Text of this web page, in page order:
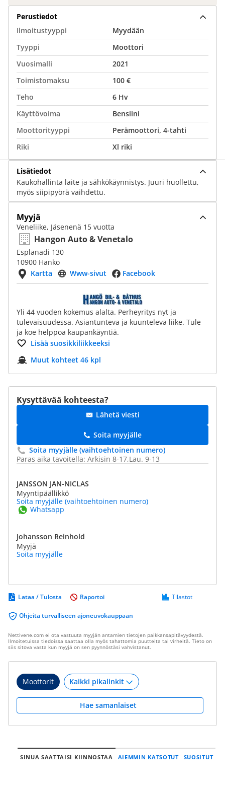
Perustiedot
Ilmoitustyyppi
Myydään
Tyyppi
Moottori
Vuosimalli
2021
Toimistomaksu
100 €
Teho
6 Hv
Käyttövoima
Bensiini
Moottorityyppi
Perämoottori, 4-tahti
Riki
Xl riki
Lisätiedot
Kaukohallinta laite ja sähkökäynnistys. Juuri huollettu,
myös siipipyörä vaihdettu.
Myyjä
Veneliike, Jäsenenä 15 vuotta
Hangon Auto & Venetalo
Esplanadi 130
10900 Hanko
Kartta
Www-sivut Facebook
Yli 44 vuoden kokemus alalta. Perheyritys nyt ja
tulevaisuudessa. Asiantunteva ja kuunteleva liike. Tule
ja koe helppoa kaupankäyntiä.
Lisää suosikkiliikkeeksi
Muut kohteet 46 kpl
Kysyttävää kohteesta?
Lähetä viesti
Soita myyjälle
Soita myyjälle (vaihtoehtoinen numero)
Paras aika tavoitella: Arkisin 8-17,Lau. 9-13
JANSSON JAN-NICLAS
Myyntipäällikkö
Soita myyjälle (vaihtoehtoinen numero)
Whatsapp
Johansson Reinhold
Myyjä
Soita myyjälle
Lataa / Tulosta
Ohjeita turvalliseen ajoneuvokauppaan
Tilastot
Raportoi
Nettivene.com ei ota vastuuta myyjän antamien tietojen paikkansapitävyydestä.
Ilmoitetuissa tiedoissa saattaa olla myös tahattomia puutteita tai virheitä. Tieto on
siis sitova vasta kun myyjä on sen pyynnöstäsi vahvistanut.
Moottorit
Hae samanlaiset
SINUA SAATTAISI KIINNOSTAA AIEMMIN KATSOTUT SUOSITUT